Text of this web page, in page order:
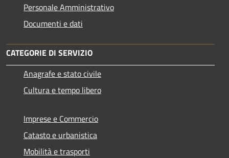
Personale Amministrativo
Documenti e dati
CATEGORIE DI SERVIZIO
Anagrafe e stato civile
Cultura e tempo libero
Imprese e Commercio
Catasto e urbanistica
Mobilità e trasporti